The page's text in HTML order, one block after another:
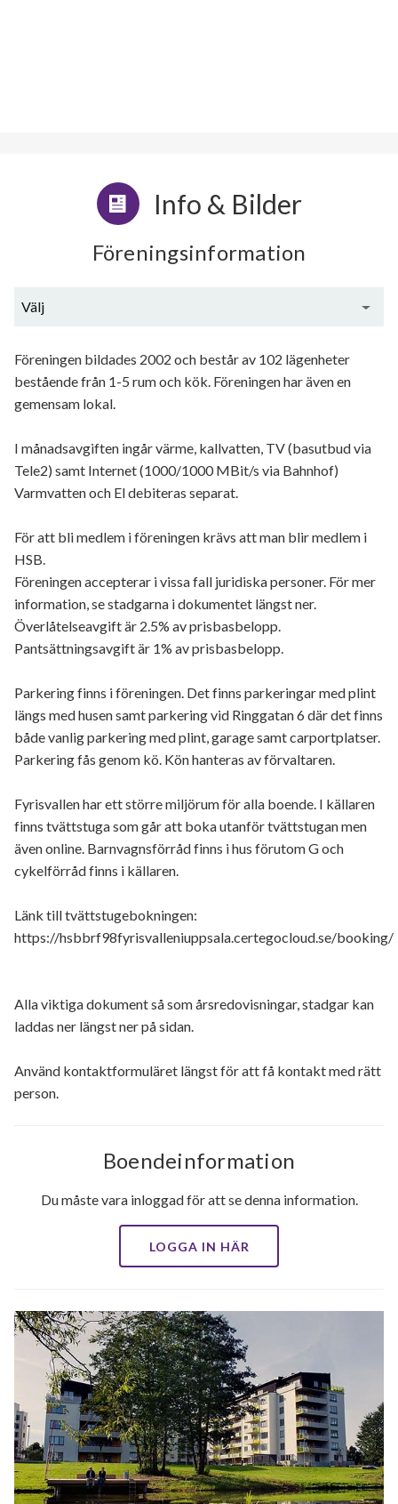
Info & Bilder
Föreningsinformation
Välj
Utförda renoveringar
Övrigt
Vatten, El, Ventilation och Värme
Data/TV/Tele
Föreningen bildades 2002 och består av 102 lägenheter
bestående från 1-5 rum och kök. Föreningen har även en
gemensam lokal.
I månadsavgiften ingår värme, kallvatten, TV (basutbud via
Tele2) samt Internet (1000/1000 MBit/s via Bahnhof)
Varmvatten och El debiteras separat.
För att bli medlem i föreningen krävs att man blir medlem i
HSB.
Föreningen accepterar i vissa fall juridiska personer. För mer
information, se stadgarna i dokumentet längst ner.
Överlåtelseavgift är 2.5% av prisbasbelopp.
Pantsättningsavgift är 1% av prisbasbelopp.
Parkering finns i föreningen. Det finns parkeringar med plint
längs med husen samt parkering vid Ringgatan 6 där det finns
både vanlig parkering med plint, garage samt carportplatser.
Parkering fås genom kö. Kön hanteras av förvaltaren.
Fyrisvallen har ett större miljörum för alla boende. I källaren
finns tvättstuga som går att boka utanför tvättstugan men
även online. Barnvagnsförråd finns i hus förutom G och
cykelförråd finns i källaren.
Länk till tvättstugebokningen:
https://hsbbrf98fyrisvalleniuppsala.certegocloud.se/booking/
Alla viktiga dokument så som årsredovisningar, stadgar kan
laddas ner längst ner på sidan.
Använd kontaktformuläret längst för att få kontakt med rätt
person.
Boendeinformation
Du måste vara inloggad för att se denna information.
LOGGA IN HÄR